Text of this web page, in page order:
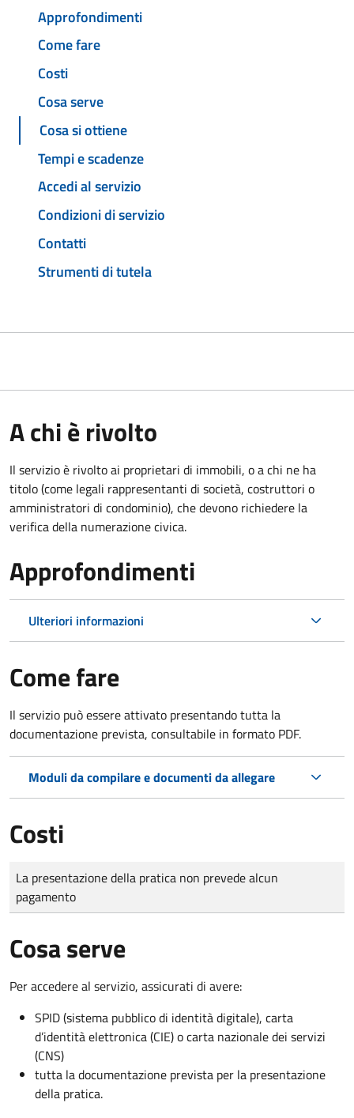
Approfondimenti
Come fare
Costi
Cosa serve
Cosa si ottiene
Tempi e scadenze
Accedi al servizio
Condizioni di servizio
Contatti
Strumenti di tutela
A chi è rivolto
Il servizio è rivolto ai proprietari di immobili, o a chi ne ha
titolo (come legali rappresentanti di società, costruttori o
amministratori di condominio), che devono richiedere la
verifica della numerazione civica.
Approfondimenti
Ulteriori informazioni
Come fare
Il servizio può essere attivato presentando tutta la
documentazione prevista, consultabile in formato PDF.
Moduli da compilare e documenti da allegare
Costi
Tipo di pagamento
Importo
La presentazione della pratica non prevede alcun
pagamento
Cosa serve
Per accedere al servizio, assicurati di avere:
SPID (sistema pubblico di identità digitale), carta
d’identità elettronica (CIE) o carta nazionale dei servizi
(CNS)
tutta la documentazione prevista per la presentazione
della pratica.